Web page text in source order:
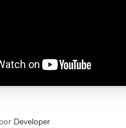
Developer